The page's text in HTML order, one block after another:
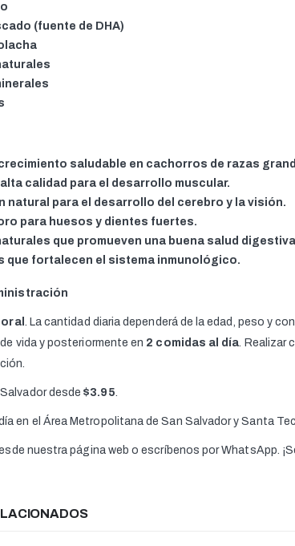
(fuente de DHA)
saludable en cachorros de razas
calidad para el desarrollo muscular.
natural para el desarrollo del cerebro y la visión.
para huesos y dientes fuertes.
que promueven una buena salud
que fortalecen el sistema inmunológico.
. La cantidad diaria dependerá de la edad, peso y
vida y posteriormente en 2 comidas al día. Realizar
desde$3.95.
en el Área Metropolitana de San Salvador y Santa
nuestra página web o escríbenos por WhatsApp.